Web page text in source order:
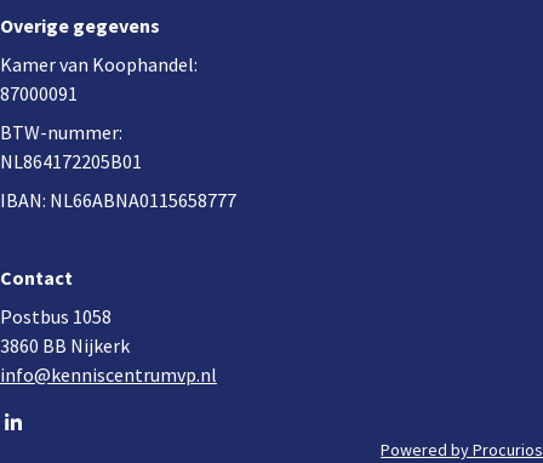
Overige gegevens
Kamer van Koophandel:
87000091
BTW-nummer:
NL864172205B01
IBAN: NL66ABNA0115658777
Contact
Postbus 1058
3860 BB Nijkerk
info@kenniscentrumvp.nl
Powered by Procurios